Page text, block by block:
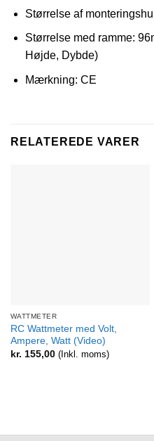
Størrelse af
Størrelse med ramme:
Højde, Dybde)
Mærkning: CE
RELATEREDE VARER
WATTMETER
RC Wattmeter med Volt,
Ampere, Watt (Video)
kr. 155,00(Inkl. moms)